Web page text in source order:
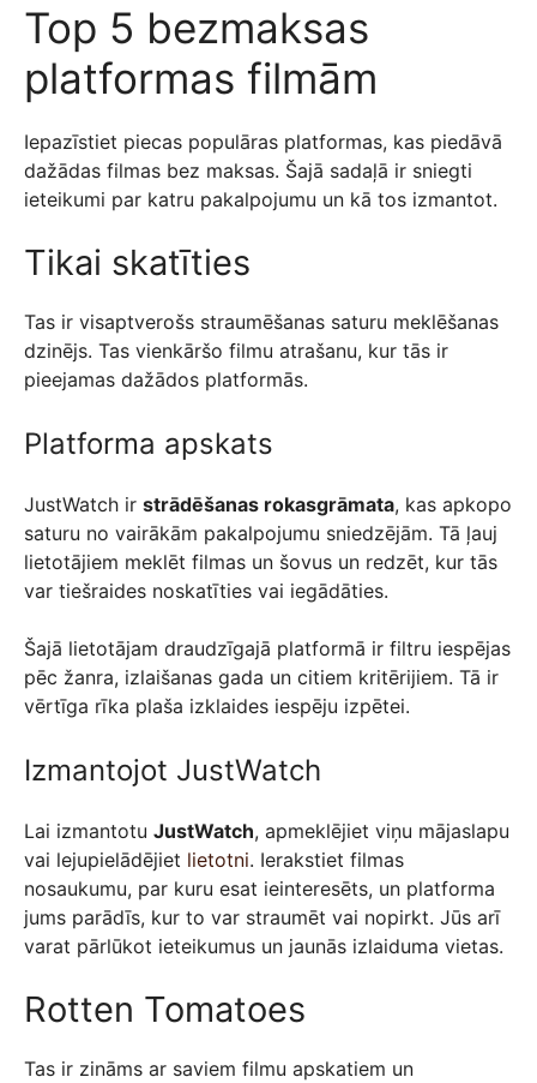
Top 5 bezmaksas
platformas filmām
Iepazīstiet piecas populāras platformas, kas piedāvā
dažādas filmas bez maksas. Šajā sadaļā ir sniegti
ieteikumi par katru pakalpojumu un kā tos izmantot.
Tikai skatīties
Tas ir visaptverošs straumēšanas saturu meklēšanas
dzinējs. Tas vienkāršo filmu atrašanu, kur tās ir
pieejamas dažādos platformās.
Platforma apskats
JustWatch ir strādēšanas rokasgrāmata, kas apkopo
saturu no vairākām pakalpojumu sniedzējām. Tā ļauj
lietotājiem meklēt filmas un šovus un redzēt, kur tās
var tiešraides noskatīties vai iegādāties.
Šajā lietotājam draudzīgajā platformā ir filtru iespējas
pēc žanra, izlaišanas gada un citiem kritērijiem. Tā ir
vērtīga rīka plaša izklaides iespēju izpētei.
Izmantojot JustWatch
Lai izmantotu JustWatch, apmeklējiet viņu mājaslapu
vai lejupielādējiet lietotni. Ierakstiet filmas
nosaukumu, par kuru esat ieinteresēts, un platforma
jums parādīs, kur to var straumēt vai nopirkt. Jūs arī
varat pārlūkot ieteikumus un jaunās izlaiduma vietas.
Rotten Tomatoes
Tas ir zināms ar saviem filmu apskatiem un